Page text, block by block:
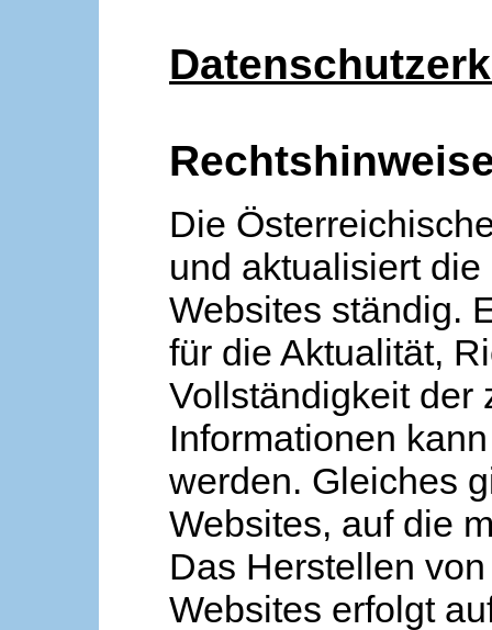
Die
und aktualisiert
Websites ständig.
für die Aktualität,
Vollständigkeit der
Informationen
werden. Gleiches
Websites, auf die
Das Herstellen
Websites erfolgt